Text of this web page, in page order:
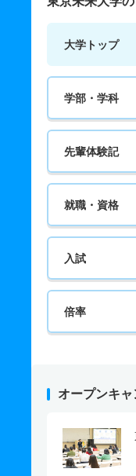
大学トップ
学部・学科
先輩体験記
就職・資格
入試
倍率
オープンキャ